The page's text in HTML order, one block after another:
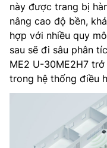
này được trang bị
nâng cao độ bền,
hợp với nhiều quy
sau sẽ đi sâu phân
ME2 U-30ME2H7
trong hệ thống điều